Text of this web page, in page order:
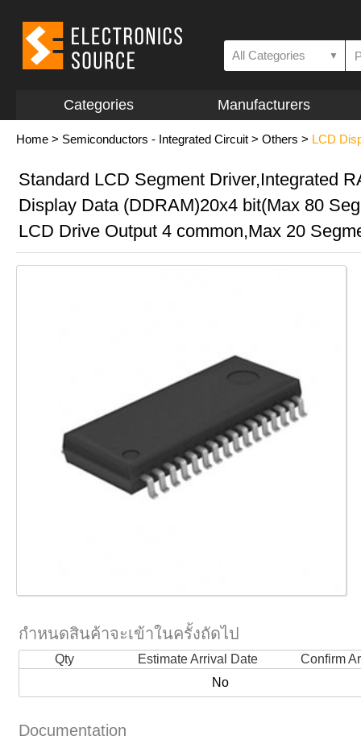
All Categories ▼
Categories Manufacturers
Home > Semiconductors - Integrated Circuit > Others > LCD
Standard LCD Segment Driver,Integrated
Display Data (DDRAM)20x4 bit(Max 80
LCD Drive Output 4 common,Max 20
กำหนดสินค้าจะเข้าในครั้งถัดไป
Qty Estimate Arrival Date
Confirm
No
Documentation